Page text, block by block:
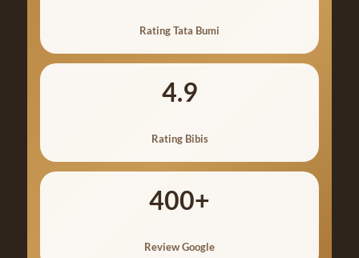
Rating Tata Bumi
4.9
Rating Bibis
400+
Review Google